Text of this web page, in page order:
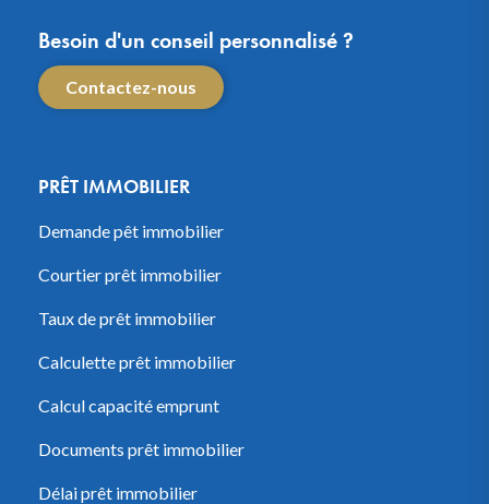
Besoin d'un conseil personnalisé ?
Contactez-nous
PRÊT IMMOBILIER
Demande pêt immobilier
Courtier prêt immobilier
Taux de prêt immobilier
Calculette prêt immobilier
Calcul capacité emprunt
Documents prêt immobilier
Délai prêt immobilier